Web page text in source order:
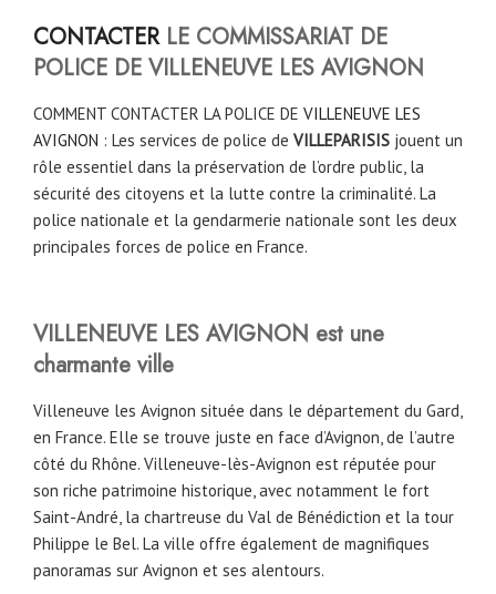
CONTACTER LE COMMISSARIAT DE
POLICE DE VILLENEUVE LES AVIGNON
COMMENT CONTACTER LA POLICE DE VILLENEUVE LES
AVIGNON : Les services de police de VILLEPARISIS jouent un
rôle essentiel dans la préservation de l’ordre public, la
sécurité des citoyens et la lutte contre la criminalité. La
police nationale et la gendarmerie nationale sont les deux
principales forces de police en France.
VILLENEUVE LES AVIGNON est une
charmante ville
Villeneuve les Avignon située dans le département du Gard,
en France. Elle se trouve juste en face d’Avignon, de l’autre
côté du Rhône. Villeneuve-lès-Avignon est réputée pour
son riche patrimoine historique, avec notamment le fort
Saint-André, la chartreuse du Val de Bénédiction et la tour
Philippe le Bel. La ville offre également de magnifiques
panoramas sur Avignon et ses alentours.